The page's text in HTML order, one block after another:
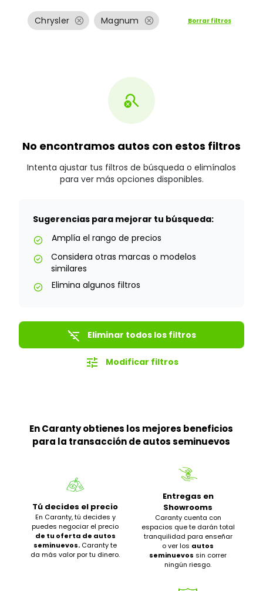
Chrysler cancel Magnum cancel Borrar filtros
search_off
No encontramos autos con estos filtros
Intenta ajustar tus filtros de búsqueda o elimínalos
para ver más opciones disponibles.
Sugerencias para mejorar tu búsqueda:
check_circle Amplía el rango de precios
check_circle
Considera otras marcas o modelos
similares
check_circle Elimina algunos filtros
filter_list_off Eliminar todos los filtros
tune Modificar filtros
En Caranty obtienes los mejores beneficios
para la transacción de autos seminuevos
Tú decides el precio
En Caranty, tú decides y
puedes negociar el precio
de tu oferta de autos
seminuevos. Caranty te
da más valor por tu dinero.
Entregas en
Showrooms
Caranty cuenta con
espacios que te darán total
tranquilidad para enseñar
o ver los autos
seminuevos sin correr
ningún riesgo.